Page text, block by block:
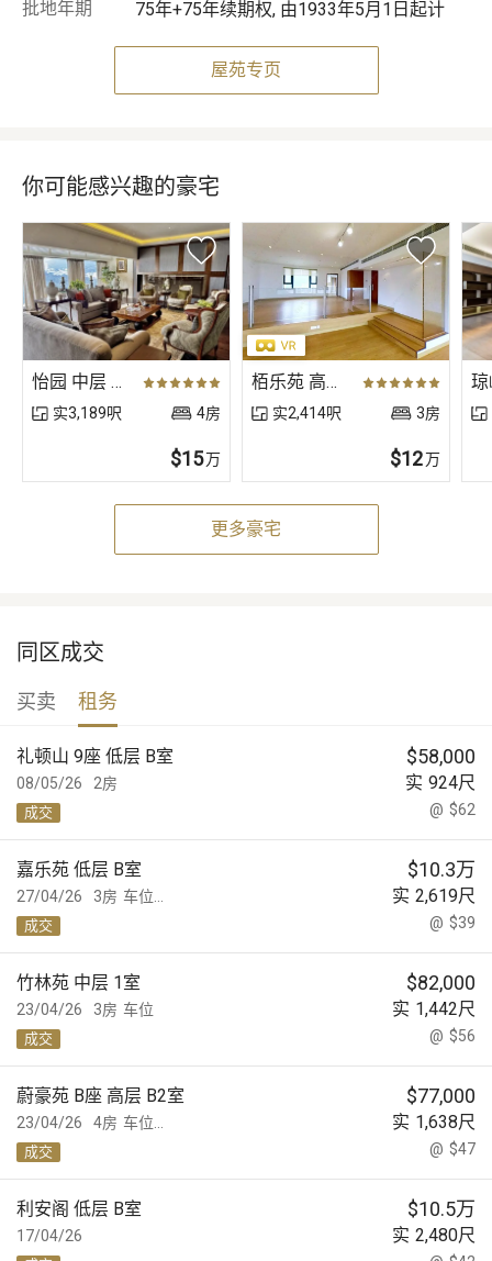
批地年期 75年+75年续期权, 由1933年5月1日起计
屋苑专页
你可能感兴趣的豪宅
怡园 中层 A6室
实3,189呎 4房
$15万
栢乐苑 高层 B室
实2,414呎 3房
$12万
更多豪宅
同区成交
买卖 租务
08/05/26
礼顿山 9座 低层 B室 $58,000
实 924尺
2房
@ $62
成交
27/04/26
嘉乐苑 低层 B室 $10.3万
车位... 实 2,619尺
3房
@ $39
成交
23/04/26
竹林苑 中层 1室 $82,000
车位 实 1,442尺
3房
@ $56
成交
23/04/26
蔚豪苑 B座 高层 B2室 $77,000
车位... 实 1,638尺
4房
@ $47
成交
17/04/26
利安阁 低层 B室 $10.5万
实 2,480尺